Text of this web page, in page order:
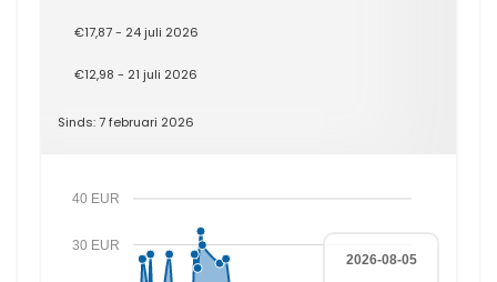
€17,87 - 24 juli 2026
€12,98 - 21 juli 2026
Sinds: 7 februari 2026
30 EUR
40 EUR
2026-08-05